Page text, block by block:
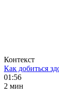
Контекст
Как добиться
01:56
2 мин